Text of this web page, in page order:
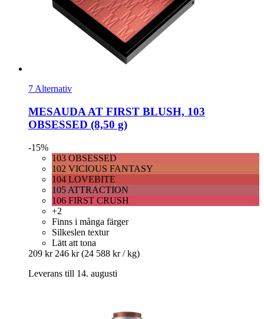
7 Alternativ
MESAUDA AT FIRST BLUSH, 103
OBSESSED (8,50 g)
-15%
103 OBSESSED
102 VICIOUS FANTASY
104 LOVEBITE
105 ATTRACTION
106 FIRST CRUSH
+2
Finns i många färger
Silkeslen textur
Lätt att tona
209 kr 246 kr (24 588 kr / kg)
Leverans till 14. augusti